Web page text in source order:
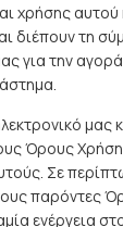
χρήσης αυτού
διέπουν τη
για την
Όρους
Σε
παρόντες
ενέργεια